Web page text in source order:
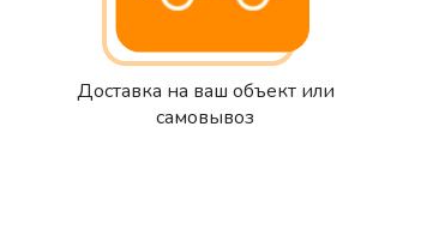
Доставка на ваш объект или
самовывоз